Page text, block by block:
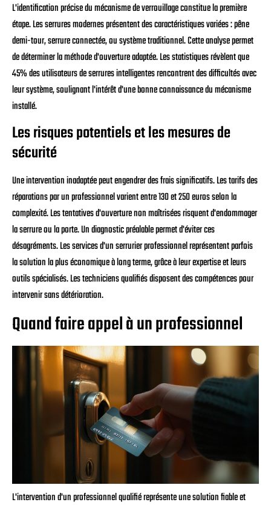
L'identification précise du mécanisme de verrouillage constitue la première
étape. Les serrures modernes présentent des caractéristiques variées : pêne
demi-tour, serrure connectée, ou système traditionnel. Cette analyse permet
de déterminer la méthode d'ouverture adaptée. Les statistiques révèlent que
45% des utilisateurs de serrures intelligentes rencontrent des difficultés avec
leur système, soulignant l'intérêt d'une bonne connaissance du mécanisme
installé.
Les risques potentiels et les mesures de
sécurité
Une intervention inadaptée peut engendrer des frais significatifs. Les tarifs des
réparations par un professionnel varient entre 130 et 250 euros selon la
complexité. Les tentatives d'ouverture non maîtrisées risquent d'endommager
la serrure ou la porte. Un diagnostic préalable permet d'éviter ces
désagréments. Les services d'un serrurier professionnel représentent parfois
la solution la plus économique à long terme, grâce à leur expertise et leurs
outils spécialisés. Les techniciens qualifiés disposent des compétences pour
intervenir sans détérioration.
Quand faire appel à un professionnel
L'intervention d'un professionnel qualifié représente une solution fiable et